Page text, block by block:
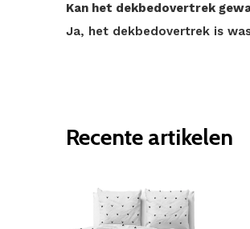
Kan het dekbedovertrek
Ja, het dekbedovertrek is
Recente artikelen